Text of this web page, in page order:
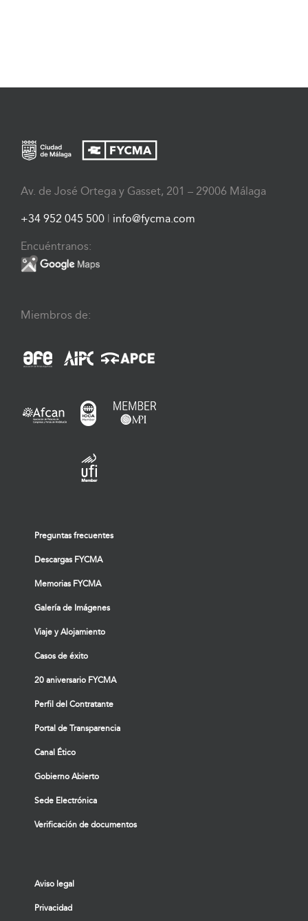
Av. de José Ortega y Gasset, 201 – 29006 Málaga
+34 952 045 500 | info@fycma.com
Encuéntranos:
Miembros de:
Preguntas frecuentes
Descargas FYCMA
Memorias FYCMA
Galería de Imágenes
Viaje y Alojamiento
Casos de éxito
20 aniversario FYCMA
Perfil del Contratante
Portal de Transparencia
Canal Ético
Gobierno Abierto
Sede Electrónica
Verificación de documentos
Aviso legal
Privacidad